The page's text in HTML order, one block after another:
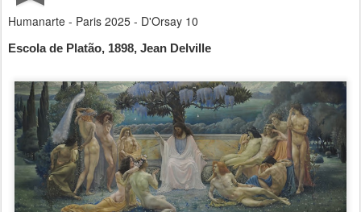
Humanarte - Paris 2025 - D'Orsay 10
Escola de Platão, 1898, Jean Delville